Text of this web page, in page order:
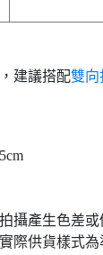
建議搭配雙向
攝產生色差或
際供貨樣式為